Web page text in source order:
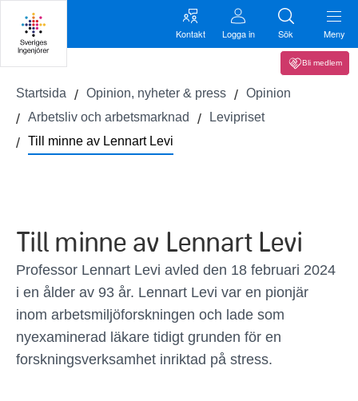
Kontakt Logga in Sök Meny
Bli medlem
Startsida Opinion, nyheter & press
Opinion
Arbetsliv och arbetsmarknad
Levipriset
Till minne av Lennart Levi
Till minne av Lennart Levi
Professor Lennart Levi avled den 18 februari 2024
i en ålder av 93 år. Lennart Levi var en pionjär
inom arbetsmiljöforskningen och lade som
nyexaminerad läkare tidigt grunden för en
forskningsverksamhet inriktad på stress.